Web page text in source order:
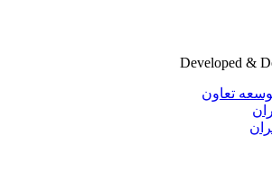
Developed &
تعاون